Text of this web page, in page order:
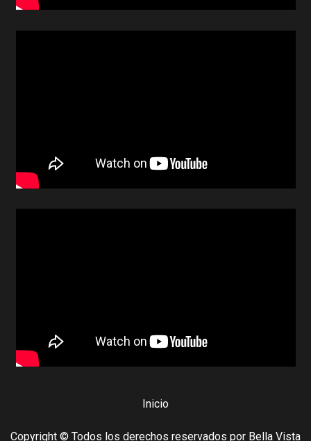
Inicio
Copyright © Todos los derechos reservados por Bella Vista